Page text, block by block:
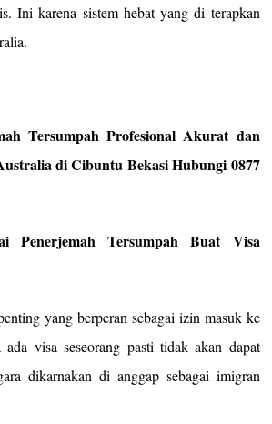
Ini karena sistem hebat yang di terapkan
Tersumpah Profesional Akurat dan
di Cibuntu Bekasi Hubungi 0877
Penerjemah Tersumpah Buat Visa
yang berperan sebagai izin masuk ke
ada visa seseorang pasti tidak akan dapat
dikarnakan di anggap sebagai imigran